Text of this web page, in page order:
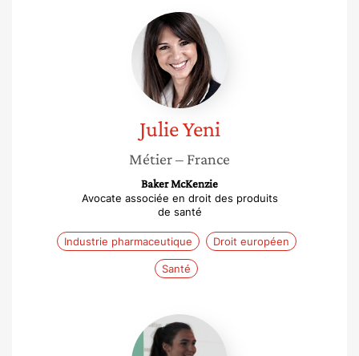
Julie
Yeni
JulieYeni
Métier– France
Baker McKenzie
Avocate associée en droit des produits
de santé
Industrie pharmaceutique Droit européen
Santé
Clara
Mourgues